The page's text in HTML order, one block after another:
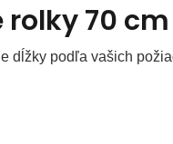
70
dĺžky podľa vašich